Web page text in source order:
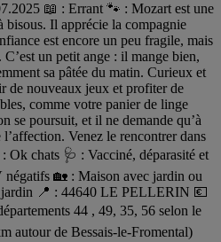
📖 : Errant 🐾 : Mozart est une
bisous. Il apprécie la compagnie
est encore un peu fragile, mais
un petit ange : il mange bien,
sa pâtée du matin. Curieux et
de nouveaux jeux et profiter de
comme votre panier de linge
se poursuit, et il ne demande qu’à
Venez le rencontrer dans
Ok chats 🩺 : Vacciné, déparasité et
négatifs 🏡 : Maison avec jardin ou
jardin 📍 : 44640 LE PELLERIN 💶
44 , 49, 35, 56 selon le
autour de Bessais-le-Fromental)